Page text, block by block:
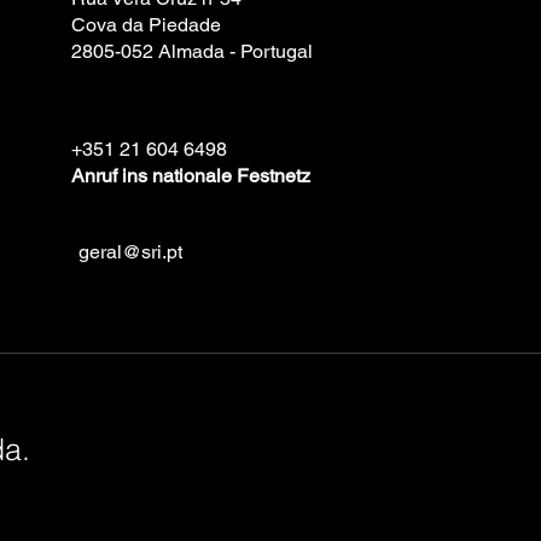
Cova da Piedade
2805-052 Almada - Portugal
+351 21 604 6498
Anruf ins nationale Festnetz
geral@sri.pt